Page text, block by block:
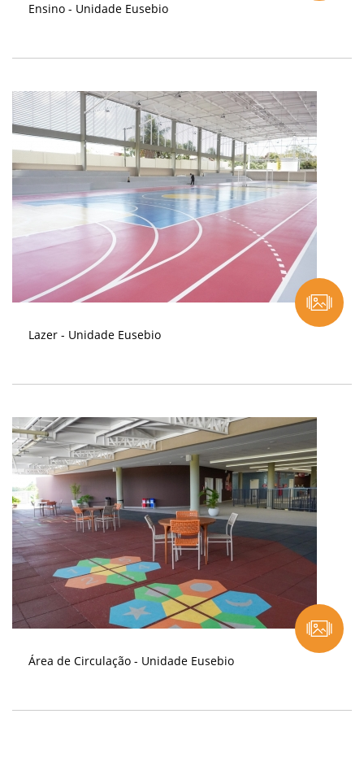
Ensino - Unidade Eusebio
Lazer - Unidade Eusebio
Área de Circulação - Unidade Eusebio